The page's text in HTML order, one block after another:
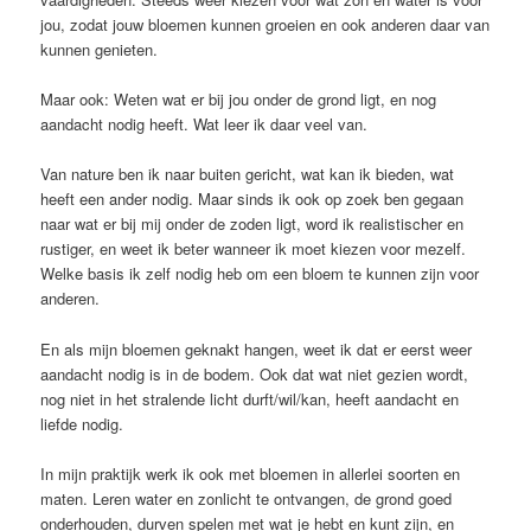
jou, zodat jouw bloemen kunnen groeien en ook anderen daar van
kunnen genieten.
Maar ook: Weten wat er bij jou onder de grond ligt, en nog
aandacht nodig heeft. Wat leer ik daar veel van.
Van nature ben ik naar buiten gericht, wat kan ik bieden, wat
heeft een ander nodig. Maar sinds ik ook op zoek ben gegaan
naar wat er bij mij onder de zoden ligt, word ik realistischer en
rustiger, en weet ik beter wanneer ik moet kiezen voor mezelf.
Welke basis ik zelf nodig heb om een bloem te kunnen zijn voor
anderen.
En als mijn bloemen geknakt hangen, weet ik dat er eerst weer
aandacht nodig is in de bodem. Ook dat wat niet gezien wordt,
nog niet in het stralende licht durft/wil/kan, heeft aandacht en
liefde nodig.
In mijn praktijk werk ik ook met bloemen in allerlei soorten en
maten. Leren water en zonlicht te ontvangen, de grond goed
onderhouden, durven spelen met wat je hebt en kunt zijn, en